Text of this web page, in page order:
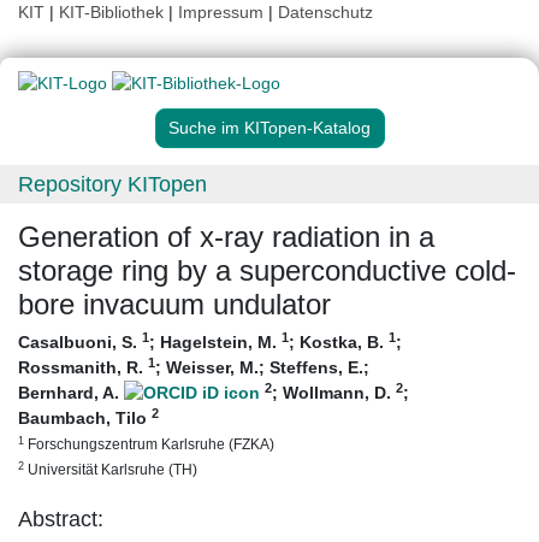
KIT | KIT-Bibliothek | Impressum | Datenschutz
Suche im KITopen-Katalog
Repository KITopen
Generation of x-ray radiation in a
storage ring by a superconductive cold-
bore invacuum undulator
Casalbuoni, S. 1; Hagelstein, M. 1; Kostka, B. 1;
Rossmanith, R. 1; Weisser, M.; Steffens, E.;
Bernhard, A.
2; Wollmann, D. 2;
Baumbach, Tilo 2
1 Forschungszentrum Karlsruhe (FZKA)
2 Universität Karlsruhe (TH)
Abstract: